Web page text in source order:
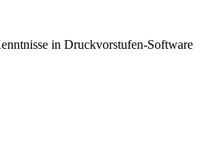
in Druckvorstufen-Software